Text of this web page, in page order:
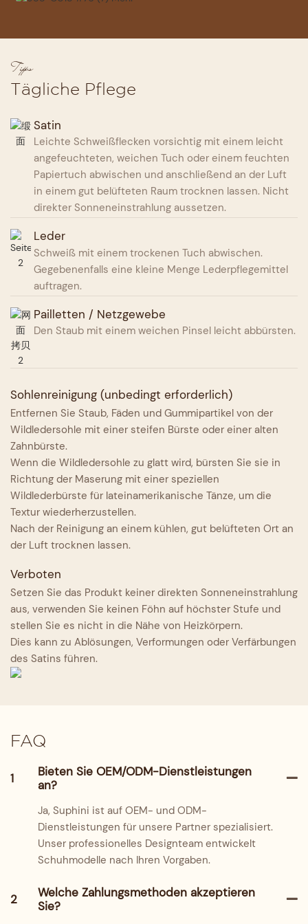
Tipps
Tägliche Pflege
Satin
Leichte Schweißflecken vorsichtig mit einem leicht
angefeuchteten, weichen Tuch oder einem feuchten
Papiertuch abwischen und anschließend an der Luft
in einem gut belüfteten Raum trocknen lassen. Nicht
direkter Sonneneinstrahlung aussetzen.
Leder
Schweiß mit einem trockenen Tuch abwischen.
Gegebenenfalls eine kleine Menge Lederpflegemittel
auftragen.
Pailletten / Netzgewebe
Den Staub mit einem weichen Pinsel leicht abbürsten.
Sohlenreinigung (unbedingt erforderlich)
Entfernen Sie Staub, Fäden und Gummipartikel von der
Wildledersohle mit einer steifen Bürste oder einer alten
Zahnbürste.
Wenn die Wildledersohle zu glatt wird, bürsten Sie sie in
Richtung der Maserung mit einer speziellen
Wildlederbürste für lateinamerikanische Tänze, um die
Textur wiederherzustellen.
Nach der Reinigung an einem kühlen, gut belüfteten Ort an
der Luft trocknen lassen.
Verboten
Setzen Sie das Produkt keiner direkten Sonneneinstrahlung
aus, verwenden Sie keinen Föhn auf höchster Stufe und
stellen Sie es nicht in die Nähe von Heizkörpern.
Dies kann zu Ablösungen, Verformungen oder Verfärbungen
des Satins führen.
FAQ
1
Bieten Sie OEM/ODM-Dienstleistungen
an?
Ja, Suphini ist auf OEM- und ODM-
Dienstleistungen für unsere Partner spezialisiert.
Unser professionelles Designteam entwickelt
Schuhmodelle nach Ihren Vorgaben.
2
Welche Zahlungsmethoden akzeptieren
Sie?